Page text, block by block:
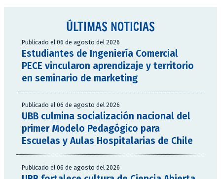
ÚLTIMAS NOTICIAS
Publicado el 06 de agosto del 2026
Estudiantes de Ingeniería Comercial
PECE vincularon aprendizaje y territorio
en seminario de marketing
Publicado el 06 de agosto del 2026
UBB culmina socialización nacional del
primer Modelo Pedagógico para
Escuelas y Aulas Hospitalarias de Chile
Publicado el 06 de agosto del 2026